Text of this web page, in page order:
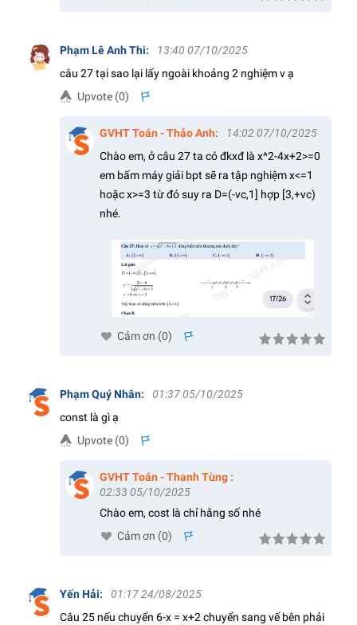
Phạm Lê Anh Thi:
13:40 07/10/2025
câu 27 tại sao lại lấy ngoài khoảng 2 nghiệm v ạ
Upvote (0)
GVHT Toán - Thảo Anh:
14:02 07/10/2025
Chào em, ở câu 27 ta có đkxđ là x^2-4x+2>=0
em bấm máy giải bpt sẽ ra tập nghiệm x<=1
hoặc x>=3 từ đó suy ra D=(-vc,1] hợp [3,+vc)
nhé.
Cảm ơn (0)
Phạm Quý Nhân:
01:37 05/10/2025
const là gì ạ
Upvote (0)
GVHT Toán - Thanh Tùng :
02:33 05/10/2025
Chào em, cost là chỉ hằng số nhé
Cảm ơn (0)
Yến Hải:
01:17 24/08/2025
Câu 25 nếu chuyển 6-x = x+2 chuyển sang vế bên phải